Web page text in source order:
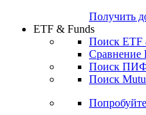
Получить
ETF & Funds
Поиск ETF
Сравнение
Поиск
Поиск
Попробуйте